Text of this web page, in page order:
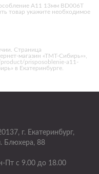
А11 13мм BD006T
товар укажите необходимое
Страница
магазин «ТМТ-Сибирь»»,
prisposoblenie-a11-
в Екатеринбурге.
, г. Екатеринбург,
Блюхера, 88
Пт с 9.00 до 18.00